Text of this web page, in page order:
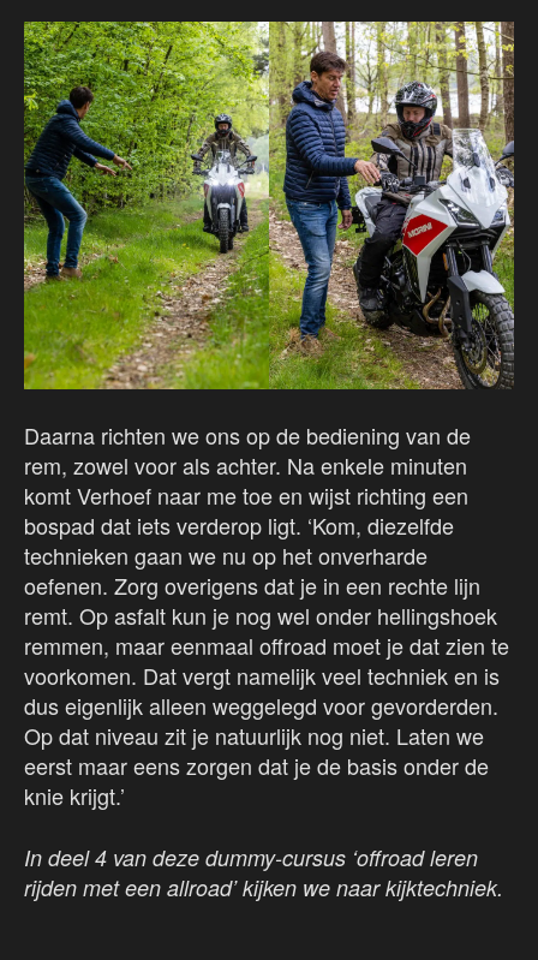
Daarna richten we ons op de bediening van de
rem, zowel voor als achter. Na enkele minuten
komt Verhoef naar me toe en wijst richting een
bospad dat iets verderop ligt. ‘Kom, diezelfde
technieken gaan we nu op het onverharde
oefenen. Zorg overigens dat je in een rechte lijn
remt. Op asfalt kun je nog wel onder hellingshoek
remmen, maar eenmaal offroad moet je dat zien te
voorkomen. Dat vergt namelijk veel techniek en is
dus eigenlijk alleen weggelegd voor gevorderden.
Op dat niveau zit je natuurlijk nog niet. Laten we
eerst maar eens zorgen dat je de basis onder de
knie krijgt.’
In deel 4 van deze dummy-cursus ‘offroad leren
rijden met een allroad’ kijken we naar kijktechniek.